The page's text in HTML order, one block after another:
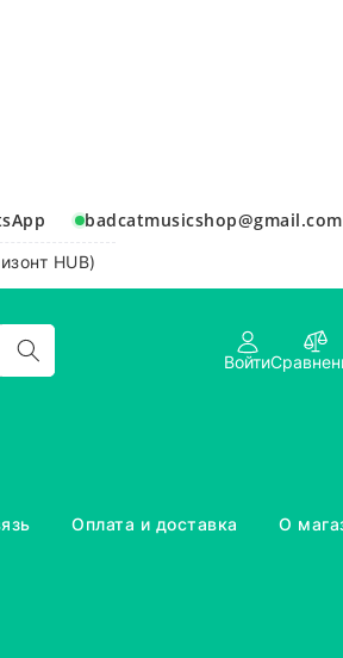
badcatmusicshop@gmail.com
HUB)
Войти
Оплата и доставка О